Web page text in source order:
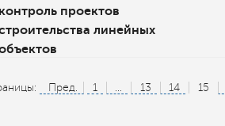
контроль проектов
линейных
Пред. 1 13 14 15